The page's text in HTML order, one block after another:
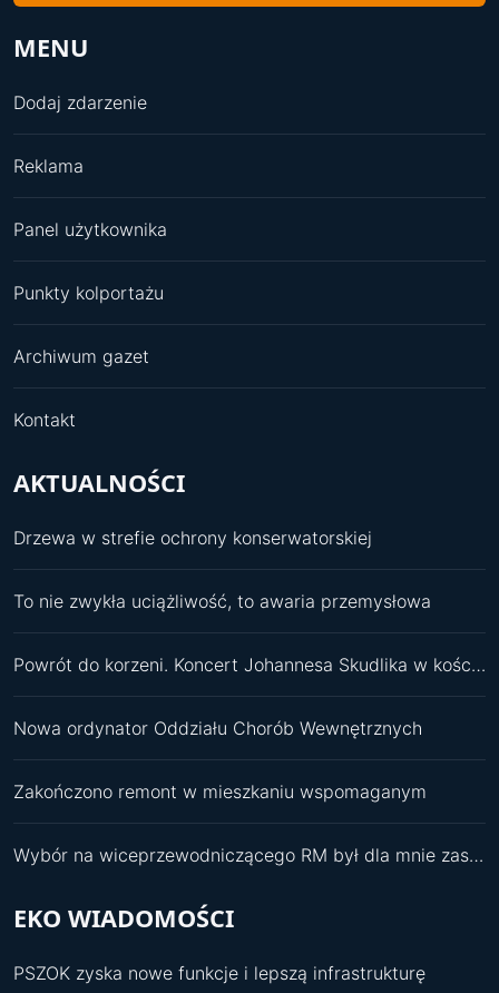
MENU
Dodaj zdarzenie
Reklama
Panel użytkownika
Punkty kolportażu
Archiwum gazet
Kontakt
AKTUALNOŚCI
Drzewa w strefie ochrony konserwatorskiej
To nie zwykła uciążliwość, to awaria przemysłowa
Powrót do korzeni. Koncert Johannesa Skudlika w kościele św. Pawła
Nowa ordynator Oddziału Chorób Wewnętrznych
Zakończono remont w mieszkaniu wspomaganym
Wybór na wiceprzewodniczącego RM był dla mnie zaskoczeniem
EKO WIADOMOŚCI
PSZOK zyska nowe funkcje i lepszą infrastrukturę